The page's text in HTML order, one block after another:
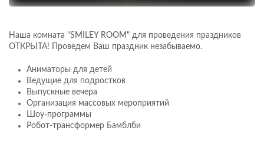
Наша комната "SMILEY ROOM" для проведения праздников
ОТКРЫТА! Проведем Ваш праздник незабываемо.
Аниматоры для детей
Ведущие для подростков
Выпускные вечера
Организация массовых мероприятий
Шоу-программы
Робот-трансформер Бамблби